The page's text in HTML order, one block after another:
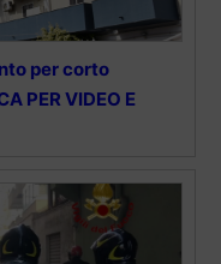
per corto
PER VIDEO E